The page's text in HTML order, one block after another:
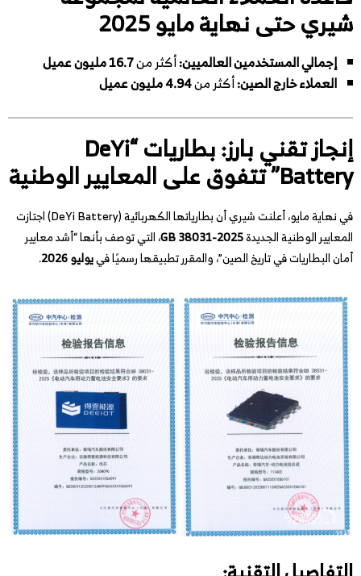
شيري حتى نهاية مايو 2025
إجمالي المستخدمين العالميين:أكثر من16.7 مليون عميل
العملاء خارج الصين:أكثر من4.94 مليون عميل
إنجاز تقني بارز: بطاريات “DeYi
Battery” تتفوق على المعايير الوطنية
في نهاية مايو، أعلنت شيري أن بطارياتها الكهربائية (DeYi Battery) اجتازت
المعايير الوطنية الجديدةGB 38031-2025، التي توصف بأنها “أشد معايير
أمان البطاريات في تاريخ الصين”، والمقرر تطبيقها رسميًا فييوليو 2026 .